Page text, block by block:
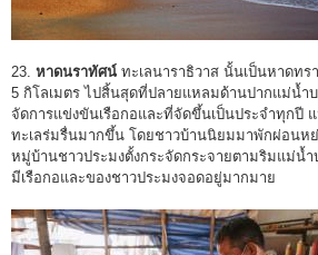
23. หาดนราทัศน์ ทะเลนาราธิวาส นั้นเป็นหาดท
5 กิโลเมตร ไปสิ้นสุดที่ปลายแหลมด้านปากแม่น้ำ
จัดการแข่งขันเรือกอและที่จัดขึ้นเป็นประจำทุกปี
ทะเลร่มรื่นมากขึ้น โดยชาวบ้านนิยมมาพักผ่อนห
หมู่บ้านชาวประมงตั้งกระจัดกระจายตามริมแม่น้ำ
มีเรือกอและของชาวประมงจอดอยู่มากมาย